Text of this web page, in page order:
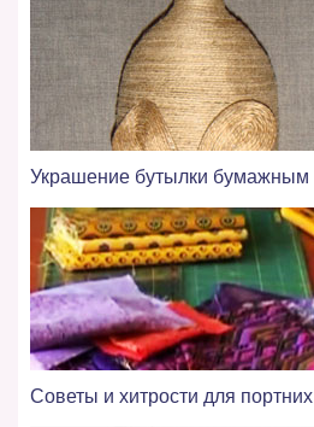
Украшение бутылки бумажным
Советы и хитрости для портних